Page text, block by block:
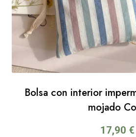
Bolsa con interior
mojado
17,90 €